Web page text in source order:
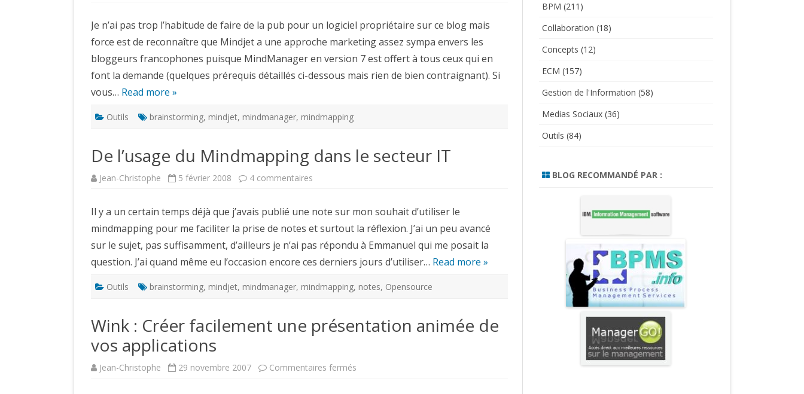
offert
aux
bloggeurs
francophones
Je n’ai pas trop l’habitude de faire de la pub pour un logiciel propriétaire sur ce blog mais
force est de reconnaître que Mindjet a une approche marketing assez sympa envers les
bloggeurs francophones puisque MindManager en version 7 est offert à tous ceux qui en
font la demande (quelques prérequis détaillés ci-dessous mais rien de bien contraignant). Si
vous… Read more »
Outils brainstorming, mindjet, mindmanager, mindmapping
De l’usage du Mindmapping dans le secteur IT
Jean-Christophe 5 février 2008 4 commentaires
Mindmapping
dans
le
secteur
IT
Il y a un certain temps déjà que j’avais publié une note sur mon souhait d’utiliser le
mindmapping pour me faciliter la prise de notes et surtout la réflexion. J’ai un peu avancé
sur le sujet, pas suffisamment, d’ailleurs je n’ai pas répondu à Emmanuel qui me posait la
question. J’ai quand même eu l’occasion encore ces derniers jours d’utiliser… Read more »
Outils brainstorming, mindjet, mindmanager, mindmapping, notes, Opensource
Wink : Créer facilement une présentation animée de
vos applications
Jean-Christophe 29 novembre 2007 Commentaires fermés
BPM (211)
Collaboration (18)
Concepts (12)
ECM (157)
Gestion de l'Information (58)
Medias Sociaux(36)
Outils (84)
BLOG RECOMMANDÉ PAR :